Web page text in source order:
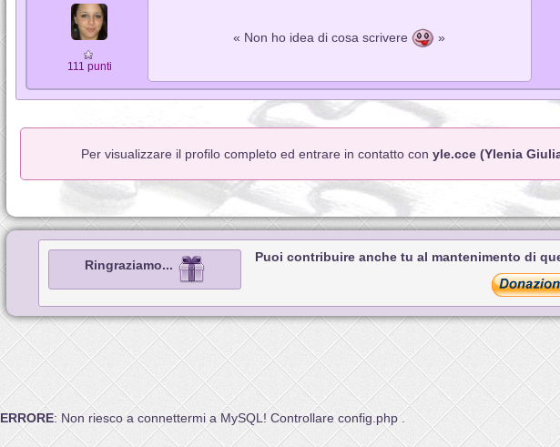
111 punti
« Non ho idea di cosa scrivere »
Per visualizzare il profilo completo ed entrare in contatto con yle.cce (Ylenia
Ringraziamo...
Puoi contribuire anche tu al mantenimento di
ERRORE: Non riesco a connettermi a MySQL! Controllare config.php .